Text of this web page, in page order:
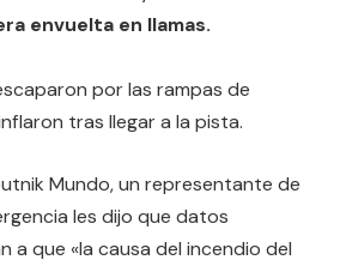
envuelta en llamas.
por las rampas de
tras llegar a la pista.
Mundo, un representante de
les dijo que datos
a que «la causa del incendio del